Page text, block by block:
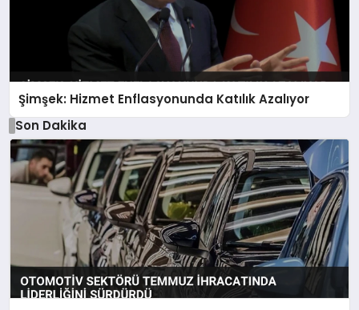
Şimşek: Hizmet Enflasyonunda Katılık Azalıyor
Son Dakika